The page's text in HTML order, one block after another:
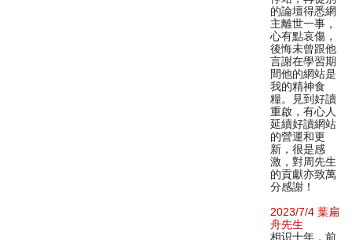
的論壇得悉網
主離世一事，
心有點哀傷，
後悔未曾跟他
言謝在學習期
間他的網站是
我的精神食
糧。見到好讀
重啟，有心人
延續好讀網站
的營運和更
新，很是感
激，對周先生
的貢獻亦致萬
分感謝！
2023/7/4 葉扁
舟先生
相识十年，前